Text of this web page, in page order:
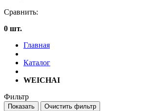
Сравнить:
0 шт.
Главная
Каталог
WEICHAI
Фильтр